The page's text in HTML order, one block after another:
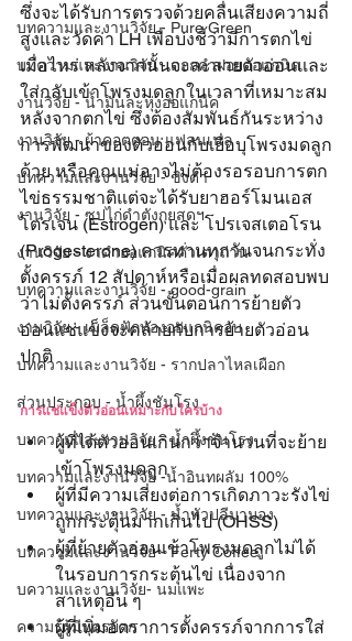
บทความและงานวิจัย - Pure Green
บทความและงานวิจัย - ดอกคำฝอยออแกนิค
งานวิจัย - น้ำมันละหุ่งออแกนิค
งานวิจัย - ผ้าคอตตอน แฟลนเนล
บทความและงานวิจัย - ขิงดำ
งานวิจัย - ซุปไก่ดำตังกุยสดฯ
งานวิจัย - งาดำออแกนิคคั่วเตาถ่าน
บทความและงานวิจัย - good-grain
งานวิจัย - เมล็ดฟักทองออแกนิคอบ
บทความและงานวิจัย - รากปลาไหลเผือก
ส่วนประกอบ - น้ำผึ้งชันโรง
บทความและงานวิจัย - น้ำผึ้งชันโรง
บทความและงานวิจัย -น้ำอินทผลัม 100%
บทความและงานวิจัย - น้ำหัวปลีมามอง
บทความและงานวิจัย - Ferty Coffee
บความและงานวิจัย- นมแพะ
ความรู้ผู้มีบุตรยาก
ซึ่งจะได้รับการตรวจด้วยคลื่นเสียงความถี่
สูงและวัดค่า LH เพื่อบ่งชี้ว่ามีการตกไข่
เมื่อไหร่ หลังจากนั้นจะละลายตัวอ่อนและ
ใส่กลับเข้าโพรงมดลูกในเวลาที่เหมาะสม
หลังจากตกไข่ ซึ่งต้องสัมพันธ์กันระหว่าง
การพัฒนาของตัวอ่อนกับเยื่อบุโพรงมดลูก
ด้วย หรือคุณแม่อาจไม่ต้องรอรอบการตก
ไข่ธรรมชาติแต่จะได้รับยาฮอร์โมนเอส
โตรเจน (Estrogen) และ โปรเจสเตอโรน
(Progesterone) ควรทานทุกวันจนกระทั่ง
ตั้งครรภ์ 12 สัปดาห์หรือเมื่อผลทดสอบพบ
ว่าไม่ตั้งครรภ์ ส่วนขั้นตอนการย้ายตัว
อ่อนแช่แข็งจะคล้ายกับการย้ายตัวอ่อน
ปกติ
การแช่แข็งตัวอ่อนเหมาะกับใครบ้าง
ผู้ที่ได้ตัวอ่อนเกินกว่าจำนวนที่จะย้าย
เข้าโพรงมดลูก
ผู้ที่มีความเสี่ยงต่อการเกิดภาวะรังไข่
ถูกกระตุ้นมากเกินไป (OHSS)
ผู้ที่ย้ายตัวอ่อนเข้าโพรงมดลูกไม่ได้
ในรอบการกระตุ้นไข่ เนื่องจาก
สาเหตุอื่น ๆ
ผู้ที่เพิ่มอัตราการตั้งครรภ์จากการใส่